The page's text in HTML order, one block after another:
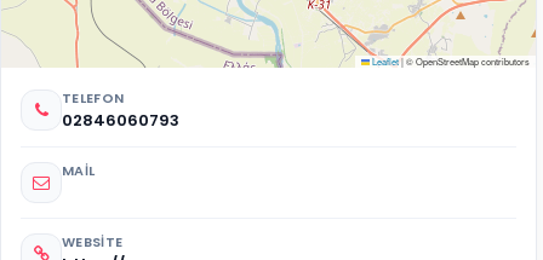
Leaflet|© OpenStreetMap contributors
TELEFON
02846060793
MAIL
WEBSITE